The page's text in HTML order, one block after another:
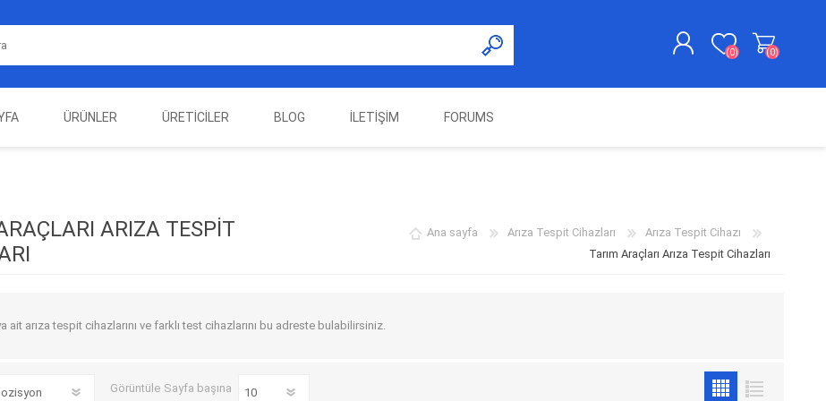
(0) (0)
ÜRÜNLER
EKIPMANLARI
ÜRETICILER BLOG İLETIŞIM FORUMS
ARIZA TESPIT
Ana sayfa Arıza Tespit Cihazları
Arıza Tespit Cihazı
Tarım Araçları Arıza Tespit Cihazları
ait arıza tespit cihazlarını ve farklı test cihazlarını bu adreste bulabilirsiniz.
Görüntüle Sayfa başına